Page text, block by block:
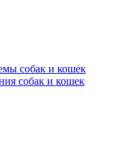
собак и кошек
собак и кошек